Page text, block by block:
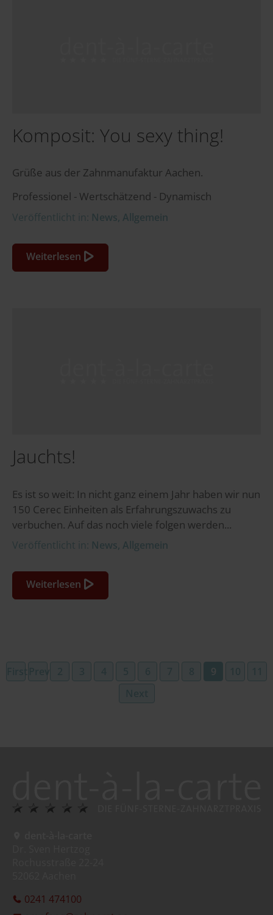
Komposit: You sexy thing!
Grüße aus der Zahnmanufaktur Aachen.
Professionel - Wertschätzend - Dynamisch
Veröffentlicht in: News, Allgemein
Weiterlesen
Jauchts!
Es ist so weit: In nicht ganz einem Jahr haben wir nun
150 Cerec Einheiten als Erfahrungszuwachs zu
verbuchen. Auf das noch viele folgen werden...
Veröffentlicht in: News, Allgemein
Weiterlesen
First Previous 9
0241 474100